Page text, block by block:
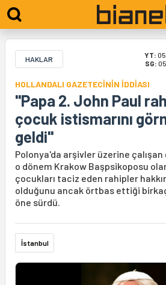
HAKLAR YT:
SG:
HOLLANDALI GAZETECİNİN İDDİASI
"Papa 2. John Paul
çocuk istismarını
geldi"
Polonya'da arşivler üzerine
o dönem Krakow Başpsikoposu
çocukları taciz eden rahipler
olduğunu ancak örtbas ettiği
öne sürdü.
İstanbul